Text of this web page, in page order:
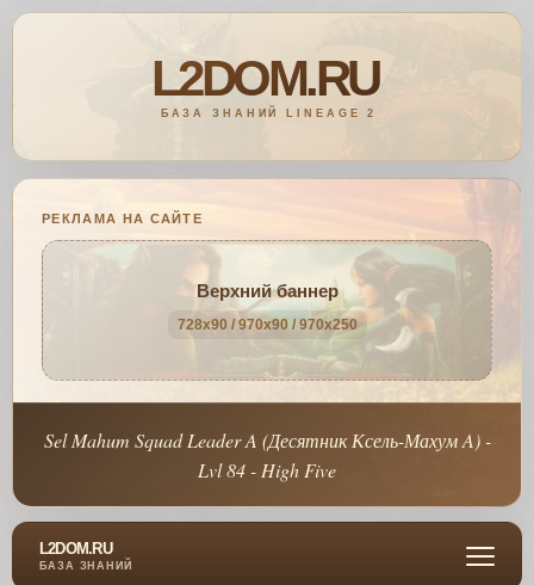
РЕКЛАМА НА САЙТЕ
Верхний баннер
728x90 / 970x90 / 970x250
Sel Mahum Squad Leader A (Десятник Ксель-Махум A) -
Lvl 84 - High Five
L2DOM.RU
БАЗА ЗНАНИЙ